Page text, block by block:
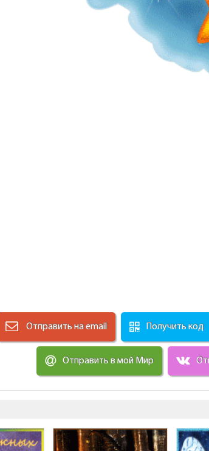
Отправить на email Получить код
Отправить в мой Мир